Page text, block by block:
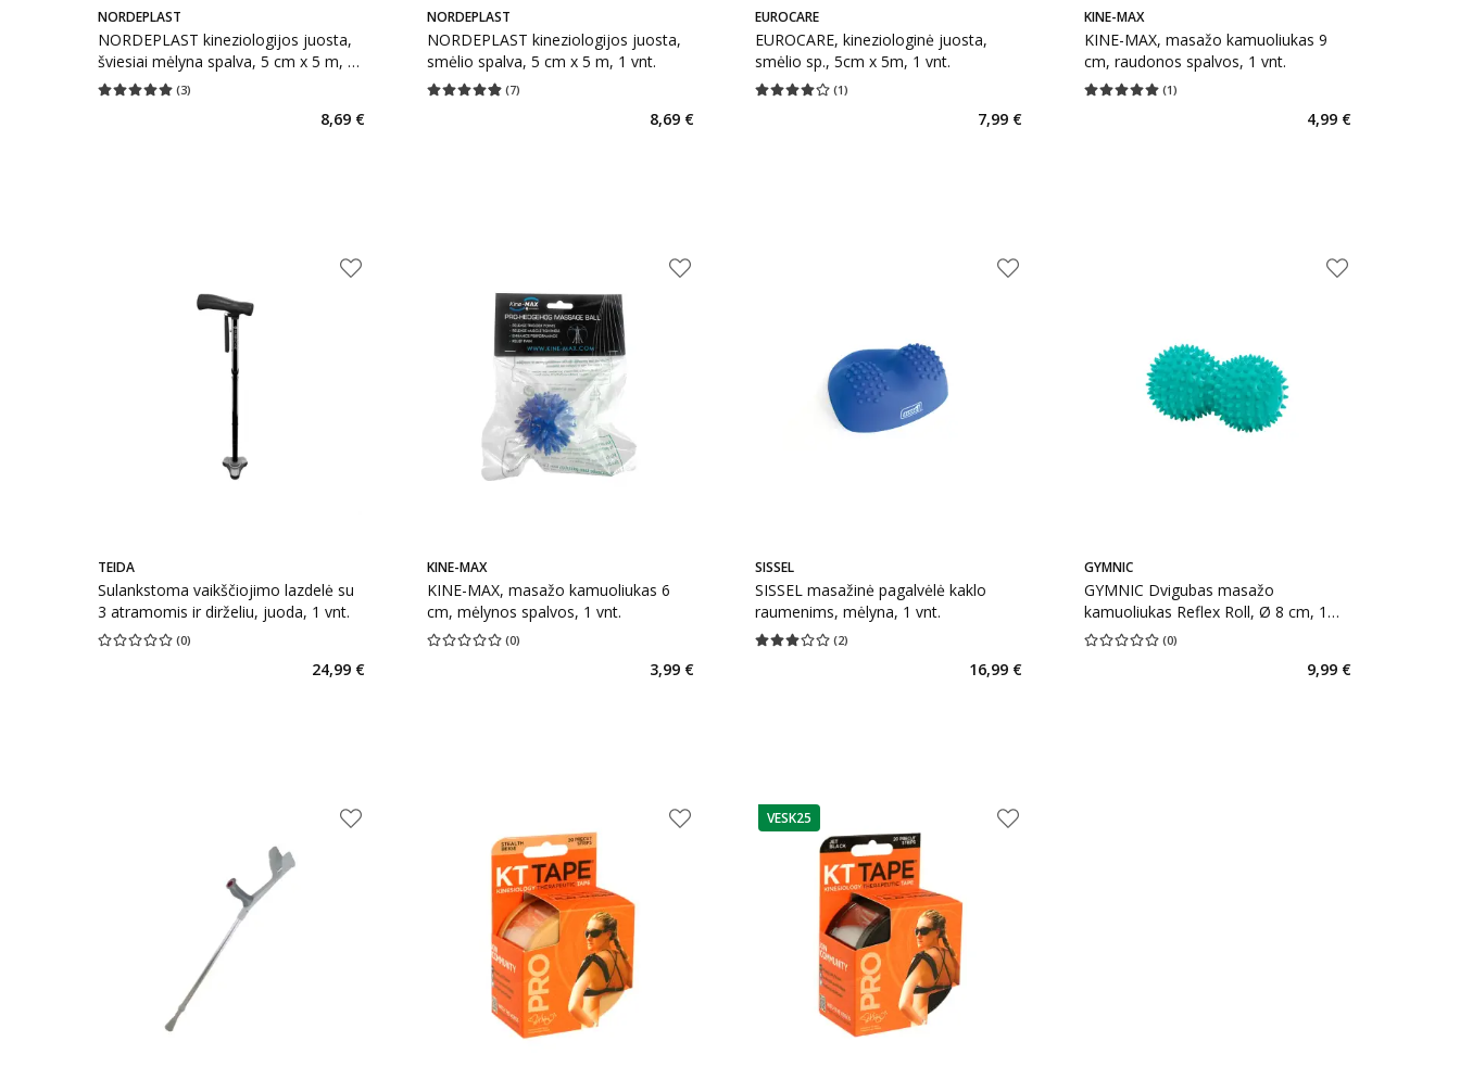
NORDEPLAST
NORDEPLAST kineziologijos juosta,
šviesiai mėlyna spalva, 5 cm x 5 m, 1
vnt.
(3)
Vidutinis įvertinimas 5.00
8,69 €
NORDEPLAST
NORDEPLAST kineziologijos juosta,
smėlio spalva, 5 cm x 5 m, 1 vnt.
(7)
Vidutinis įvertinimas 4.86
8,69 €
EUROCARE
EUROCARE, kineziologinė juosta,
smėlio sp., 5cm x 5m, 1 vnt.
(1)
Vidutinis įvertinimas 4.00
7,99 €
KINE-MAX
KINE-MAX, masažo kamuoliukas 9
cm, raudonos spalvos, 1 vnt.
(1)
Vidutinis įvertinimas 5.00
4,99 €
TEIDA
Sulankstoma vaikščiojimo lazdelė su
3 atramomis ir dirželiu, juoda, 1 vnt.
(0)
Vidutinis įvertinimas 0.00
24,99 €
KINE-MAX
KINE-MAX, masažo kamuoliukas 6
cm, mėlynos spalvos, 1 vnt.
(0)
Vidutinis įvertinimas 0.00
3,99 €
SISSEL
SISSEL masažinė pagalvėlė kaklo
raumenims, mėlyna, 1 vnt.
(2)
Vidutinis įvertinimas 3.00
16,99 €
GYMNIC
GYMNIC Dvigubas masažo
kamuoliukas Reflex Roll, Ø 8 cm, 1
vnt.
(0)
Vidutinis įvertinimas 0.00
9,99 €
patarimas
VESK25